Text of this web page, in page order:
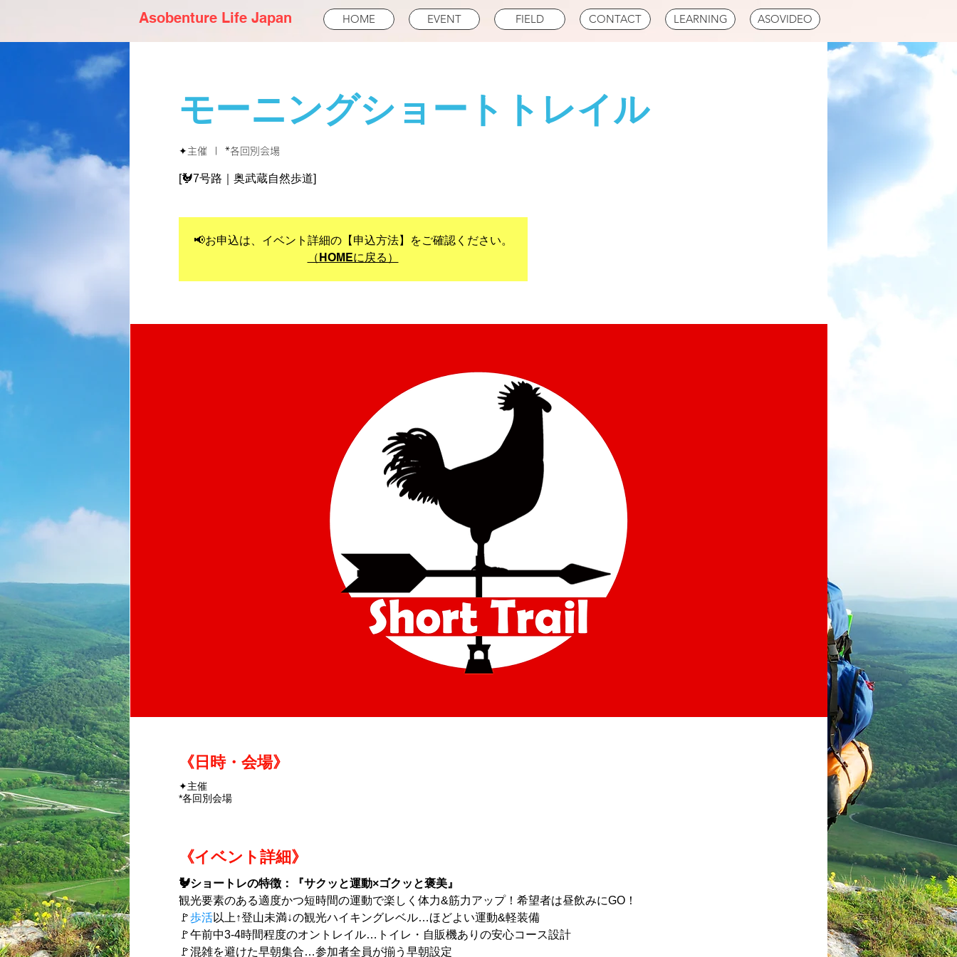
Asobenture Life Japan HOME EVENT FIELD CONTACT LEARNING ASOVIDEO
モーニングショートトレイル
✦主催 *各回別会場
[🐓7号路｜奥武蔵自然歩道]
📢お申込は、イベント詳細の【申込方法】をご確認ください。
（HOMEに戻る）
《日時・会場》
✦主催
*各回別会場
《イベント詳細》
🐓ショートレの特徴：『サクッと運動×ゴクッと褒美』
観光要素のある適度かつ短時間の運動で楽しく体力&筋力アップ！希望者は昼飲みにGO！
🚩歩活以上↑登山未満↓の観光ハイキングレベル…ほどよい運動&軽装備
🚩午前中3-4時間程度のオントレイル…トイレ・自販機ありの安心コース設計
🚩混雑を避けた早朝集合…参加者全員が揃う早朝設定